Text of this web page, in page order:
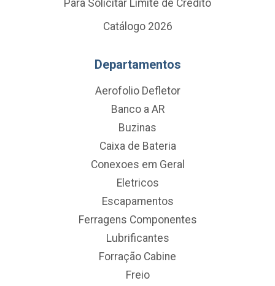
Para Solicitar Limite de Crédito
Catálogo 2026
Departamentos
Aerofolio Defletor
Banco a AR
Buzinas
Caixa de Bateria
Conexoes em Geral
Eletricos
Escapamentos
Ferragens Componentes
Lubrificantes
Forração Cabine
Freio